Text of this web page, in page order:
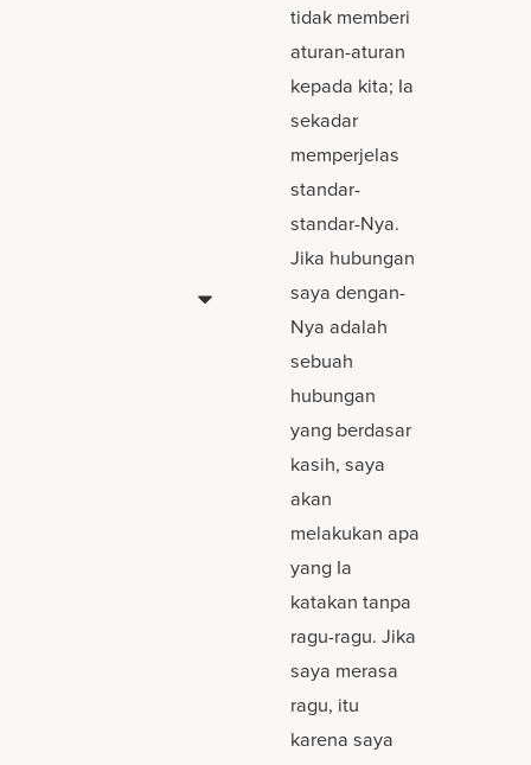
tidak memberi
aturan-aturan
kepada kita; Ia
sekadar
memperjelas
standar-
standar-Nya.
Jika hubungan
saya dengan-
Nya adalah
sebuah
hubungan
yang berdasar
kasih, saya
akan
melakukan apa
yang Ia
katakan tanpa
ragu-ragu. Jika
saya merasa
ragu, itu
karena saya